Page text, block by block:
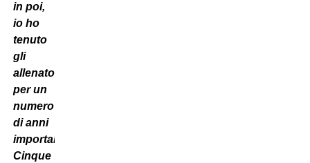
in poi,
io ho
tenuto
gli
allenatori
per un
numero
di anni
importante.
Cinque